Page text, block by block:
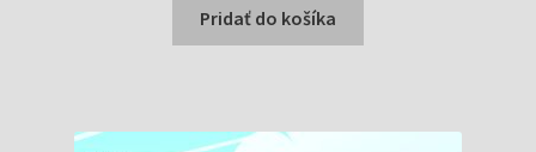
bola:
0,99 €.
je:
0,96 €.
Pridať do košíka